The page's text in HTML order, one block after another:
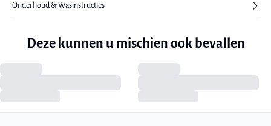
Onderhoud & Wasinstructies
Deze kunnen u mischien ook bevallen